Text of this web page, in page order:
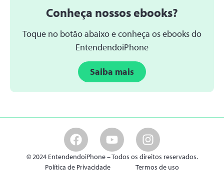
Conheça nossos ebooks?
Toque no botão abaixo e conheça os ebooks do
EntendendoiPhone
Saiba mais
© 2024 EntendendoiPhone – Todos os direitos reservados.
Política de Privacidade
Termos de uso